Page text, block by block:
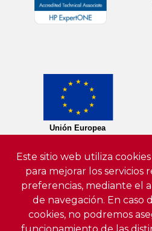
Este sitio web utiliza
para mejorar los servicios
preferencias, mediante el
de navegación. En caso
cookies, no podremos